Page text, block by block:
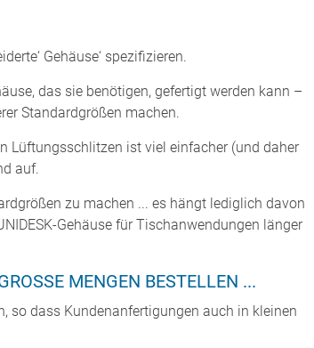
Gehäuse‘ spezifizieren.
das sie benötigen, gefertigt werden kann –
Standardgrößen machen.
Lüftungsschlitzen ist viel einfacher (und daher
auf.
zu machen ... es hängt lediglich davon
Gehäuse für Tischanwendungen länger
MENGEN BESTELLEN ...
so dass Kundenanfertigungen auch in kleinen